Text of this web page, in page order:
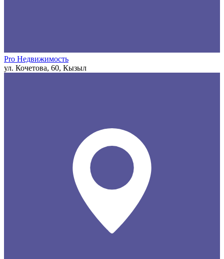
Pro Недвижимость
ул. Кочетова, 60, Кызыл